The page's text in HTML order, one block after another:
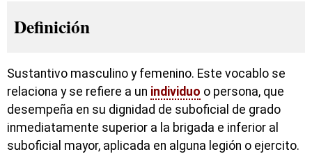
Definición
Sustantivo masculino y femenino. Este vocablo se
relaciona y se refiere a un individuo o persona, que
desempeña en su dignidad de suboficial de grado
inmediatamente superior a la brigada e inferior al
suboficial mayor, aplicada en alguna legión o ejercito.